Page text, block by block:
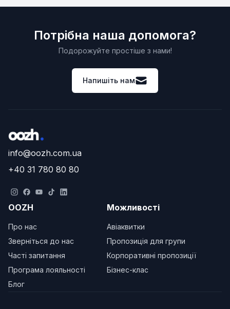
Потрібна наша допомога?
Подорожуйте простіше з нами!
Напишіть нам
info@oozh.com.ua
+40 31 780 80 80
OOZH
Про нас
Зверніться до нас
Часті запитання
Програма лояльності
Блог
Можливості
Авіаквитки
Пропозиція для групи
Корпоративні пропозиції
Бізнес-клас